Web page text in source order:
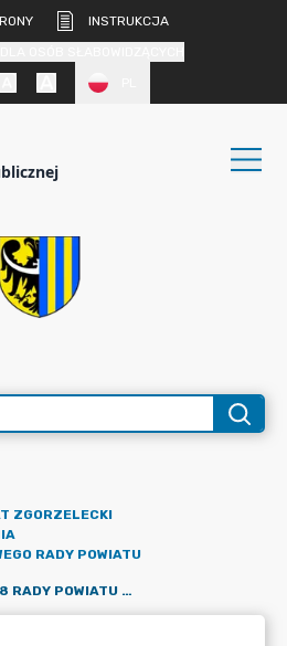
INSTRUKCJA
ZGORZELECKI
RADY POWIATU
UCHWAŁA NR IV/26/2018 RADY POWIATU ZGORZELECKIEGO Z DNIA 28 GRUDNIA 2018 R. W SPRAWIE UCHWALENIA BUDŻETU POWIATU ZGORZELECKIEGO NA 2019 ROK.